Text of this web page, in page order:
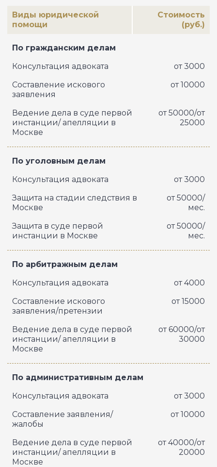
Виды юридической
помощи
Стоимость
(руб.)
По гражданским делам
Консультация адвоката
от 3000
Составление искового
заявления
от 10000
Ведение дела в суде первой
инстанции/ апелляции в
Москве
от 50000/от
25000
По уголовным делам
Консультация адвоката
от 3000
Защита на стадии следствия в
Москве
от 50000/
мес.
Защита в суде первой
инстанции в Москве
от 50000/
мес.
По арбитражным делам
Консультация адвоката
от 4000
Составление искового
заявления/претензии
от 15000
Ведение дела в суде первой
инстанции/ апелляции в
Москве
от 60000/от
30000
По административным делам
Консультация адвоката
от 3000
Составление заявления/
жалобы
от 10000
Ведение дела в суде первой
инстанции/ апелляции в
Москве
от 40000/от
20000